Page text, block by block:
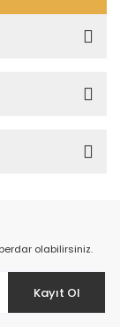
olabilirsiniz.
Kayıt Ol